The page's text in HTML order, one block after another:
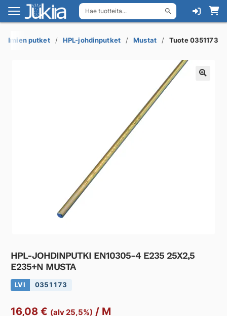
Hae tuotteita...
Siirry
navigointiin
Siirry
sisältöön
putket HPL-johdinputket Mustat Tuote 0351173
HPL-JOHDINPUTKI EN10305-4 E235 25X2,5
E235+N MUSTA
LVI 0351173
16,08 € (alv 25,5%) / M